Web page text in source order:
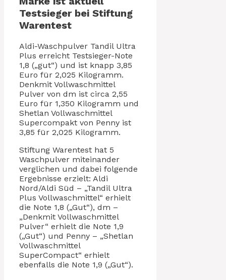
Testsieger bei Stiftung
Warentest
Aldi-Waschpulver Tandil Ultra
Plus erreicht Testsieger-Note
1,8 („gut“) und ist knapp 3,85
Euro für 2,025 Kilogramm.
Denkmit Vollwaschmittel
Pulver von dm ist circa 2,55
Euro für 1,350 Kilogramm und
Shetlan Vollwaschmittel
Supercompakt von Penny ist
3,85 für 2,025 Kilogramm.
Stiftung Warentest hat 5
Waschpulver miteinander
verglichen und dabei folgende
Ergebnisse erzielt: Aldi
Nord/Aldi Süd – „Tandil Ultra
Plus Vollwaschmittel“ erhielt
die Note 1,8 („Gut“), dm –
„Denkmit Vollwaschmittel
Pulver“ erhielt die Note 1,9
(„Gut“) und Penny – „Shetlan
Vollwaschmittel
SuperCompact“ erhielt
ebenfalls die Note 1,9 („Gut“).